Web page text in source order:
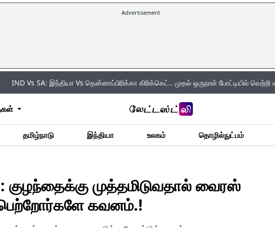
Advertisement
SA: இந்தியா Vs தென்னாப்பிரிக்கா கிரிக்கெட்.. முதல் ஒருநாள் போட்டியில் வெற்றி யாருக்கு?
தமிழ்நாடு இந்தியா உலகம் தொழில்நுட்பம்
முத்தமிடுவதால் வைரஸ்
கவனம்.!